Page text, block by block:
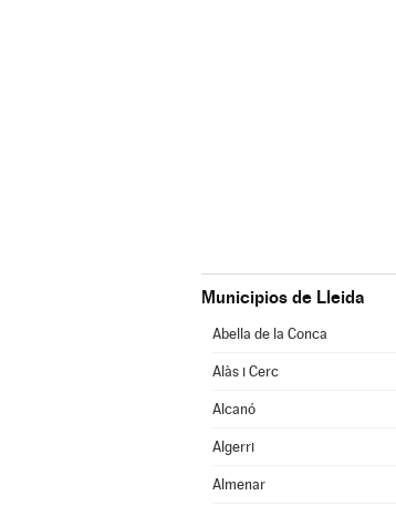
Municipios de Lleida
Abella de la Conca
Alàs i Cerc
Alcanó
Algerri
Almenar